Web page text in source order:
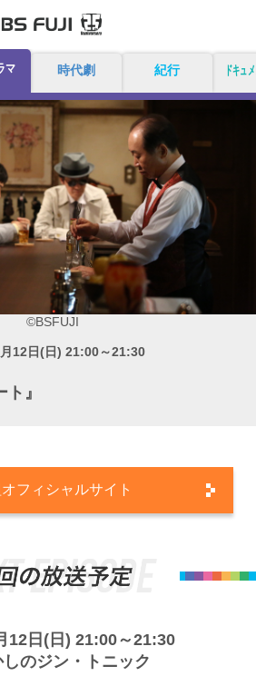
マ 時代劇 紀行 ドキュ
©BSFUJI
12日(日) 21:00～21:30
』
フィシャルサイト
12日(日) 21:00～21:30
のジン・トニック